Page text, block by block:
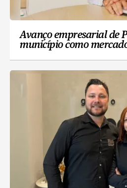
Avanço empresarial de
município como